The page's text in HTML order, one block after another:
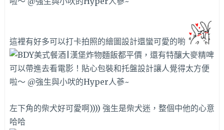
這裡有好多可以打卡拍照的繪圖設計還蠻可愛的喲
左下角的柴犬好可愛啊)))) 強生是柴犬迷，整個中他的心意
哈哈